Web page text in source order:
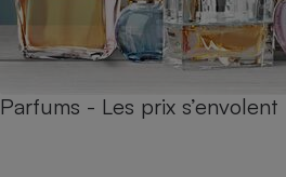
Parfums - Les prix s’envolent